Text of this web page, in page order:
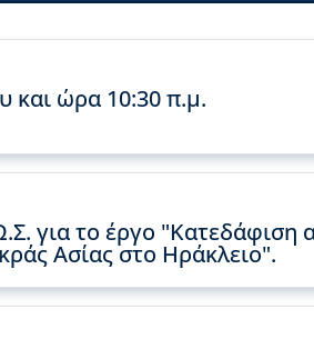
και ώρα 10:30 π.μ.
για το έργο "Κατεδάφιση
Ασίας στο Ηράκλειο".